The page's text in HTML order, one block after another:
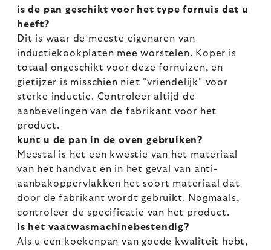
is de pan geschikt voor het type fornuis dat u
heeft?
Dit is waar de meeste eigenaren van
inductiekookplaten mee worstelen. Koper is
totaal ongeschikt voor deze fornuizen, en
gietijzer is misschien niet "vriendelijk" voor
sterke inductie. Controleer altijd de
aanbevelingen van de fabrikant voor het
product.
kunt u de pan in de oven gebruiken?
Meestal is het een kwestie van het materiaal
van het handvat en in het geval van anti-
aanbakoppervlakken het soort materiaal dat
door de fabrikant wordt gebruikt. Nogmaals,
controleer de specificatie van het product.
is het vaatwasmachinebestendig?
Als u een koekenpan van goede kwaliteit hebt,